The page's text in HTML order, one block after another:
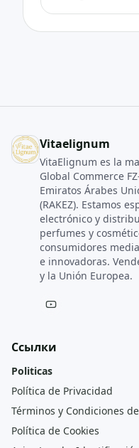
Vitaelignum
VitaElignum es la
Global Commerce
Emiratos Árabes
(RAKEZ). Estamos
electrónico y
perfumes y
consumidores
e innovadoras.
y la Unión Europea.
Ссылки
Politicas
Política de Privacidad
Términos y Condiciones
Política de Cookies